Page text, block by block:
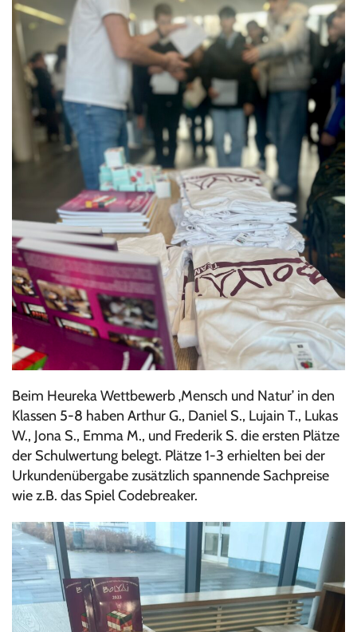
Beim Heureka Wettbewerb ‚Mensch und Natur’ in den
Klassen 5-8 haben Arthur G., Daniel S., Lujain T., Lukas
W., Jona S., Emma M., und Frederik S. die ersten Plätze
der Schulwertung belegt. Plätze 1-3 erhielten bei der
Urkundenübergabe zusätzlich spannende Sachpreise
wie z.B. das Spiel Codebreaker.